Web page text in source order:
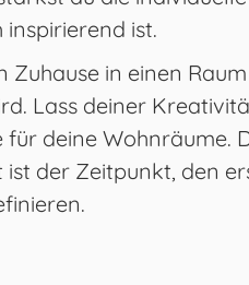
ist.
Zuhause in einen
Lass deiner
deine Wohnräume.
der Zeitpunkt, den